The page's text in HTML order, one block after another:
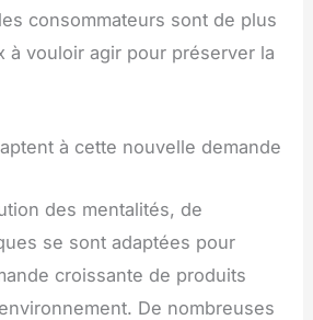
consommateurs sont de plus
à vouloir agir pour préserver la
à cette nouvelle demande
des mentalités, de
se sont adaptées pour
croissante de produits
De nombreuses